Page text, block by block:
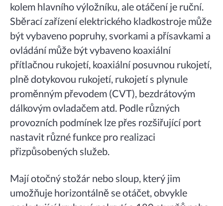
kolem hlavního výložníku, ale otáčení je ruční.
Sběrací zařízení elektrického kladkostroje může
být vybaveno popruhy, svorkami a přísavkami a
ovládání může být vybaveno koaxiální
přítlačnou rukojetí, koaxiální posuvnou rukojetí,
plně dotykovou rukojetí, rukojetí s plynule
proměnným převodem (CVT), bezdrátovým
dálkovým ovladačem atd. Podle různých
provozních podmínek lze přes rozšiřující port
nastavit různé funkce pro realizaci
přizpůsobených služeb.
Mají otočný stožár nebo sloup, který jim
umožňuje horizontálně se otáčet, obvykle